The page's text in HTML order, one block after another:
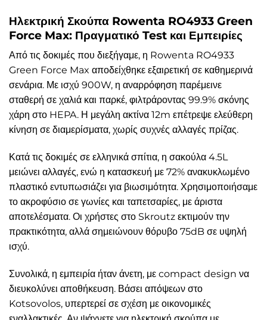
Ηλεκτρική Σκούπα Rowenta RO4933 Green
Force Max: Πραγματικό Test και Εμπειρίες
Από τις δοκιμές που διεξήγαμε, η Rowenta RO4933
Green Force Max αποδείχθηκε εξαιρετική σε καθημερινά
σενάρια. Με ισχύ 900W, η αναρρόφηση παρέμεινε
σταθερή σε χαλιά και παρκέ, φιλτράροντας 99.9% σκόνης
χάρη στο HEPA. Η μεγάλη ακτίνα 12m επέτρεψε ελεύθερη
κίνηση σε διαμερίσματα, χωρίς συχνές αλλαγές πρίζας.
Κατά τις δοκιμές σε ελληνικά σπίτια, η σακούλα 4.5L
μειώνει αλλαγές, ενώ η κατασκευή με 72% ανακυκλωμένο
πλαστικό εντυπωσιάζει για βιωσιμότητα. Χρησιμοποιήσαμε
το ακροφύσιο σε γωνίες και ταπετσαρίες, με άριστα
αποτελέσματα. Οι χρήστες στο Skroutz εκτιμούν την
πρακτικότητα, αλλά σημειώνουν θόρυβο 75dB σε υψηλή
ισχύ.
Συνολικά, η εμπειρία ήταν άνετη, με compact design να
διευκολύνει αποθήκευση. Βάσει απόψεων στο
Kotsovolos, υπερτερεί σε σχέση με οικονομικές